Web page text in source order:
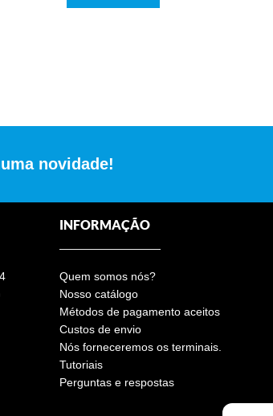
novidade!
INFORMAÇÃO
Quem somos nós?
Nosso catálogo
Métodos de pagamento aceitos
Custos de envio
Nós forneceremos os terminais.
Tutoriais
Perguntas e respostas